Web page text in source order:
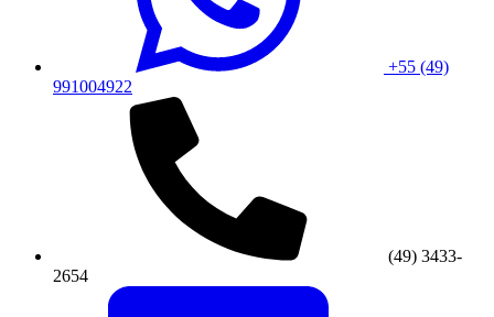
+55 (49)
991004922
(49) 3433-
2654